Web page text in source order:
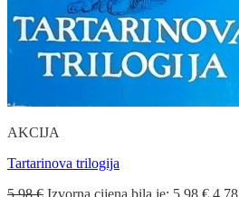
AKCIJA
Tartarinova trilogija
5.98€ Izvorna cijena bila je: 5.98 €.4.78